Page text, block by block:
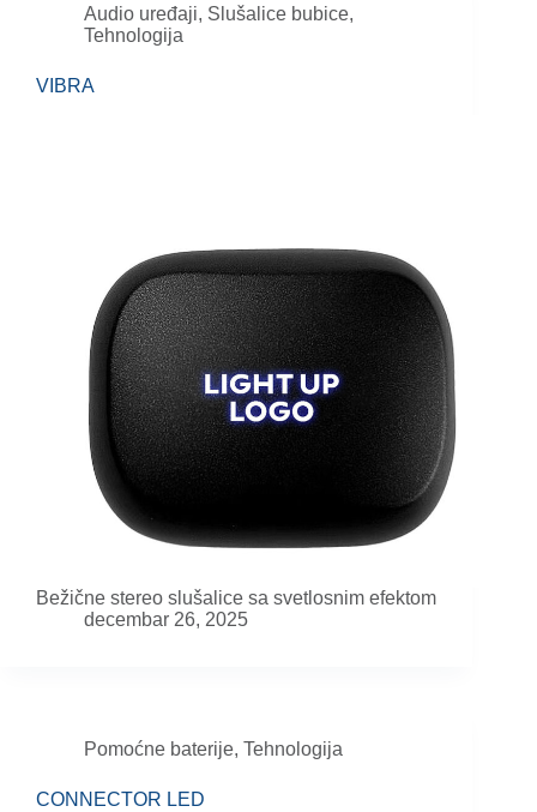
Audio uređaji, Slušalice bubice,
Tehnologija
VIBRA
Bežične stereo slušalice sa svetlosnim efektom
decembar 26, 2025
Pomoćne baterije, Tehnologija
CONNECTOR LED